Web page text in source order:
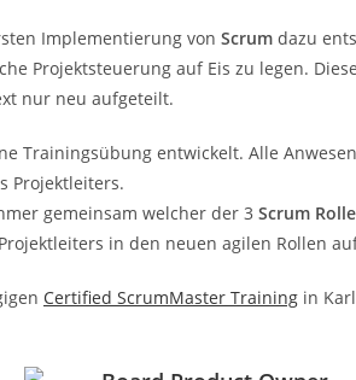
Implementierung von Scrum dazu
Projektsteuerung auf Eis zu legen.
nur neu aufgeteilt.
Trainingsübung entwickelt. Alle
Projektleiters.
gemeinsam welcher der 3 Scrum
in den neuen agilen Rollen
Certified ScrumMaster Training in